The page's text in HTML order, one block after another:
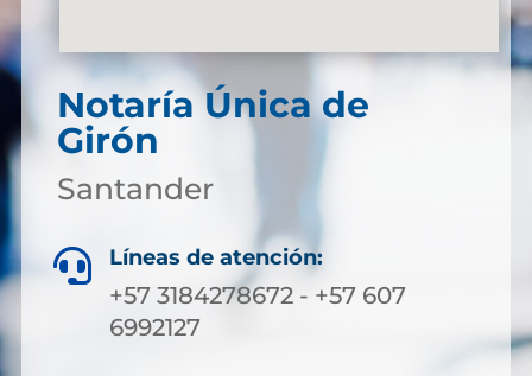
Notaría Única de
Girón
Santander
 Líneas de atención:
+57 3184278672 - +57 607
6992127